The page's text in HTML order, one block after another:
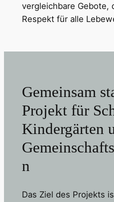
vergleichbare Gebote,
Respekt für alle
Gemeinsam
Projekt für
Kindergärten
n
Das Ziel des Projekts